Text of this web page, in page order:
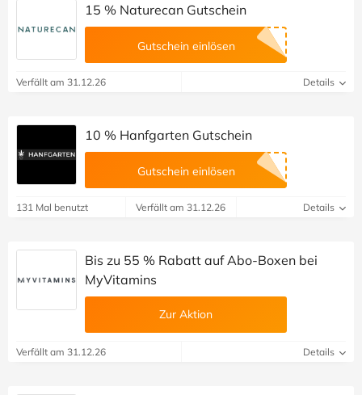
15 % Naturecan Gutschein
Gutschein einlösen
Verfällt am 31.12.26 Details
10 % Hanfgarten Gutschein
Gutschein einlösen
131 Mal benutzt Verfällt am 31.12.26 Details
Bis zu 55 % Rabatt auf Abo-Boxen bei
MyVitamins
Zur Aktion
Verfällt am 31.12.26 Details